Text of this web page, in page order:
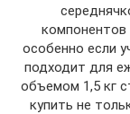
компонентов
особенно если
подходит для
объемом 1,5 кг
купить не